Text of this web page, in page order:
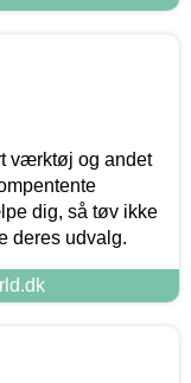
værktøj og andet
dig, så tøv ikke
deres udvalg.